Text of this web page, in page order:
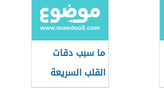
ما سبب دقات
القلب السريعة